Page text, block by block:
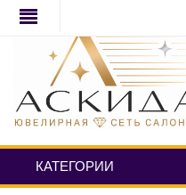
КАТЕГОРИИ